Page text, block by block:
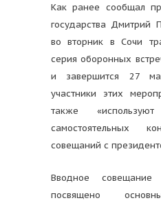
Как ранее сообщал
государства Дмитрий
во вторник в Сочи
серия оборонных
и завершится 27
участники этих
также
самостоятельных
совещаний с
Вводное
посвящено